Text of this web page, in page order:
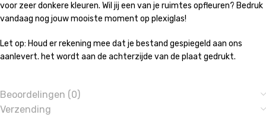
voor zeer donkere kleuren. Wil jij een van je ruimtes opfleuren? Bedruk
vandaag nog jouw mooiste moment op plexiglas!
Let op: Houd er rekening mee dat je bestand gespiegeld aan ons
aanlevert. het wordt aan de achterzijde van de plaat gedrukt.
Beoordelingen (0)
Verzending